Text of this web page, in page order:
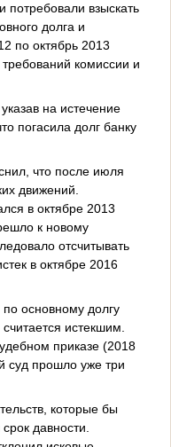
потребовали взыскать
долга и
по октябрь 2013
комиссии и
на истечение
погасила долг банку
что после июля
движений.
в октябре 2013
к новому
отсчитывать
в октябре 2016
по основному долгу
истекшим.
приказе (2018
суд прошло уже три
которые бы
давности.